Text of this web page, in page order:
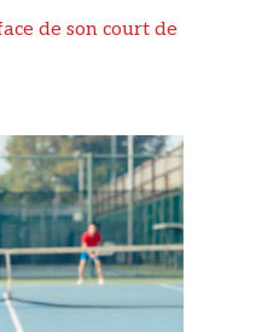
de son court de